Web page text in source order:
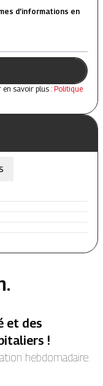
d’informations en
savoir plus : Politique
et des
!
hebdomadaire.